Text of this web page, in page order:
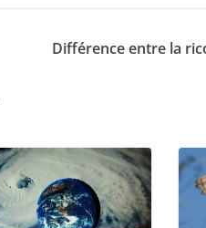
Différence entre la